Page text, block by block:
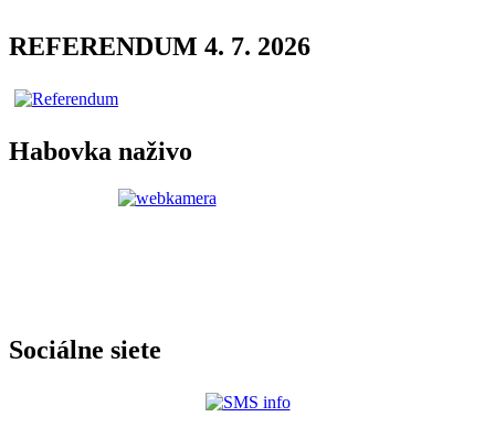
REFERENDUM 4. 7. 2026
Habovka naživo
Sociálne siete